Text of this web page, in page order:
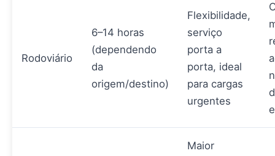
Rodoviário
6–14 horas
(dependendo
da
origem/destino)
Flexibilidade,
serviço
porta a
porta, ideal
para cargas
urgentes
Maior